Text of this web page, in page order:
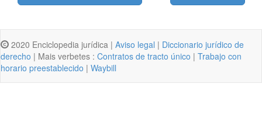
2020 Enciclopedia jurídica | Aviso legal | Diccionario jurídico de
derecho | Mais verbetes : Contratos de tracto único | Trabajo con
horario preestablecido | Waybill